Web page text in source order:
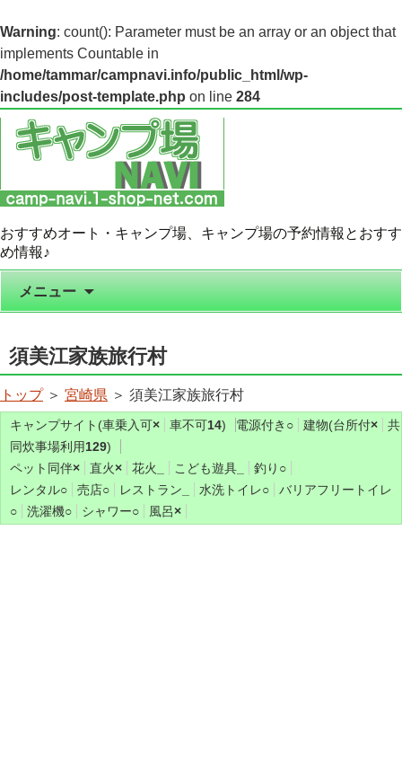
Warning: count(): Parameter must be an array or an object that
implements Countable in
/home/tammar/campnavi.info/public_html/wp-
includes/post-template.php on line 284
おすすめオート・キャンプ場、キャンプ場の予約情報とおすす
め情報♪
メニュー
須美江家族旅行村
トップ＞ 宮崎県 ＞ 須美江家族旅行村
キャンプサイト(車乗入可× 車不可14) 電源付き ○ 建物(台所付×
共
同炊事場利用129)
ペット同伴× 直火× 花火 こども遊具 釣り ○
レンタル○ 売店○ レストラン 水洗トイレ○
バリアフリートイレ
○
洗濯機○ シャワー○ 風呂×